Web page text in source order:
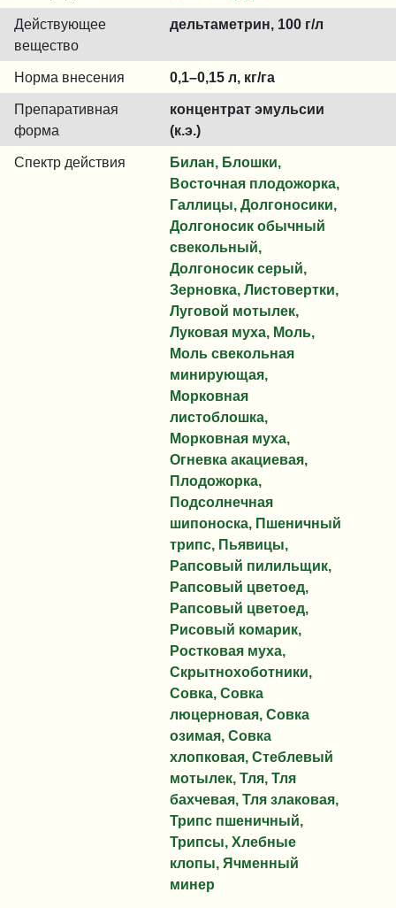
Действующее
вещество
дельтаметрин, 100 г/л
Норма внесения 0,1–0,15 л, кг/га
Препаративная
форма
концентрат эмульсии
(к.э.)
Спектр действия
Билан, Блошки,
Восточная плодожорка,
Галлицы, Долгоносики,
Долгоносик обычный
свекольный,
Долгоносик серый,
Зерновка, Листовертки,
Луговой мотылек,
Луковая муха, Моль,
Моль свекольная
минирующая,
Морковная
листоблошка,
Морковная муха,
Огневка акациевая,
Плодожорка,
Подсолнечная
шипоноска, Пшеничный
трипс, Пьявицы,
Рапсовый пилильщик,
Рапсовый цветоед,
Рапсовый цветоед,
Рисовый комарик,
Ростковая муха,
Скрытнохоботники,
Совка, Совка
люцерновая, Совка
озимая, Совка
хлопковая, Стеблевый
мотылек, Тля, Тля
бахчевая, Тля злаковая,
Трипс пшеничный,
Трипсы, Хлебные
клопы, Ячменный
минер